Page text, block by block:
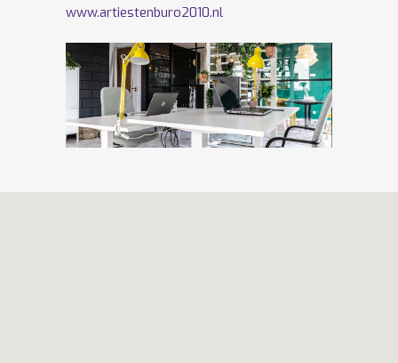
www.artiestenburo2010.nl
Volg ons ook opFacebookenTwitter